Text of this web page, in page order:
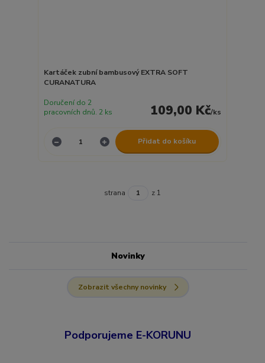
Kartáček zubní bambusový EXTRA SOFT
CURANATURA
109,00 Kč/ks
Doručení do 2
pracovních dnů. 2 ks
Přidat do košíku
strana z 1
Novinky
Zobrazit všechny novinky
Podporujeme E-KORUNU